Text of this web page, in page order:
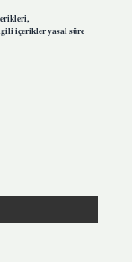
içerikler yasal süre